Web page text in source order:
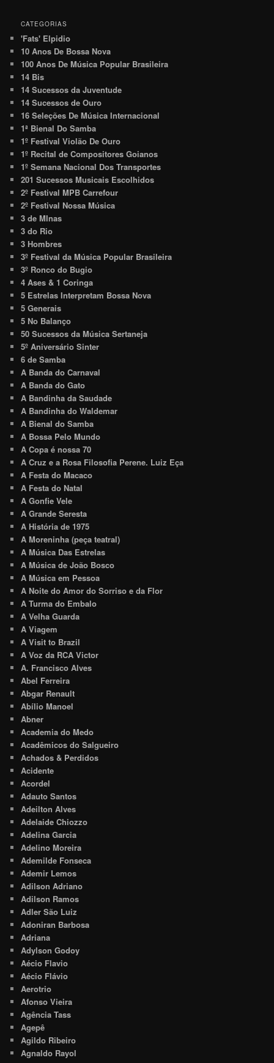
CATEGORIAS
'Fats' Elpidio
10 Anos De Bossa Nova
100 Anos De Música Popular Brasileira
14 Bis
14 Sucessos da Juventude
14 Sucessos de Ouro
16 Seleções De Música Internacional
1ª Bienal Do Samba
1º Festival Violão De Ouro
1º Recital de Compositores Goianos
1º Semana Nacional Dos Transportes
201 Sucessos Musicais Escolhidos
2º Festival MPB Carrefour
2º Festival Nossa Música
3 de MInas
3 do Rio
3 Hombres
3º Festival da Música Popular Brasileira
3º Ronco do Bugio
4 Ases & 1 Coringa
5 Estrelas Interpretam Bossa Nova
5 Generais
5 No Balanço
50 Sucessos da Música Sertaneja
5º Aniversário Sinter
6 de Samba
A Banda do Carnaval
A Banda do Gato
A Bandinha da Saudade
A Bandinha do Waldemar
A Bienal do Samba
A Bossa Pelo Mundo
A Copa é nossa 70
A Cruz e a Rosa Filosofia Perene. Luiz Eça
A Festa do Macaco
A Festa do Natal
A Gonfie Vele
A Grande Seresta
A História de 1975
A Moreninha (peça teatral)
A Música Das Estrelas
A Música de João Bosco
A Música em Pessoa
A Noite do Amor do Sorriso e da Flor
A Turma do Embalo
A Velha Guarda
A Viagem
A Visit to Brazil
A Voz da RCA Victor
A. Francisco Alves
Abel Ferreira
Abgar Renault
Abílio Manoel
Abner
Academia do Medo
Acadêmicos do Salgueiro
Achados & Perdidos
Acidente
Acordel
Adauto Santos
Adeilton Alves
Adelaide Chiozzo
Adelina Garcia
Adelino Moreira
Ademilde Fonseca
Ademir Lemos
Adilson Adriano
Adilson Ramos
Adler São Luiz
Adoniran Barbosa
Adriana
Adylson Godoy
Aécio Flavio
Aécio Flávio
Aerotrio
Afonso Vieira
Agência Tass
Agepê
Agildo Ribeiro
Agnaldo Rayol